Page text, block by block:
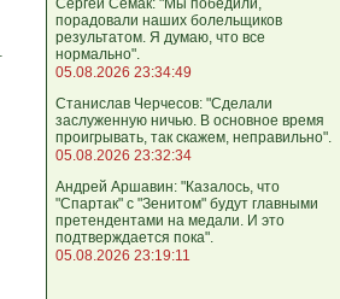
Сергей Семак: "Мы победили,
порадовали наших болельщиков
результатом. Я думаю, что все
нормально".
05.08.2026 23:34:49
Станислав Черчесов: "Сделали
заслуженную ничью. В основное время
проигрывать, так скажем, неправильно".
05.08.2026 23:32:34
Андрей Аршавин: "Казалось, что
"Спартак" с "Зенитом" будут главными
претендентами на медали. И это
подтверждается пока".
05.08.2026 23:19:11